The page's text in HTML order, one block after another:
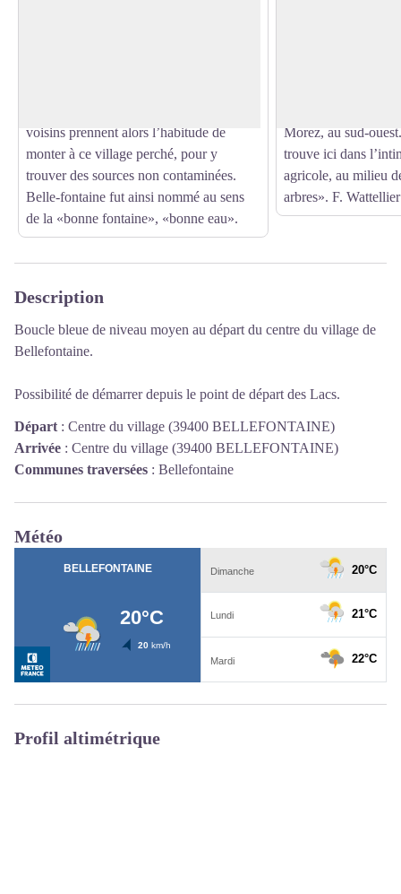
voisins prennent alors l’habitude de
monter à ce village perché, pour y
trouver des sources non contaminées.
Belle-fontaine fut ainsi nommé au sens
de la «bonne fontaine», «bonne eau».
Morez, au sud-
trouve ici dans
agricole, au milieu
arbres». F. Wattellier
Description
Boucle bleue de niveau moyen au départ du centre du village de
Bellefontaine.
Possibilité de démarrer depuis le point de départ des Lacs.
Départ : Centre du village (39400 BELLEFONTAINE)
Arrivée : Centre du village (39400 BELLEFONTAINE)
Communes traversées : Bellefontaine
Météo
Profil altimétrique